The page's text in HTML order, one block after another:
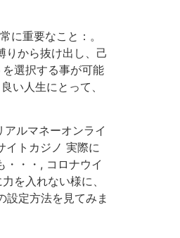
に重要なこと：。
りから抜け出し、己
選択する事が可能
い人生にとって、
ルマネーオンライ
イトカジノ 実際に
・・, コロナウイ
を入れない様に、
定方法を見てみま